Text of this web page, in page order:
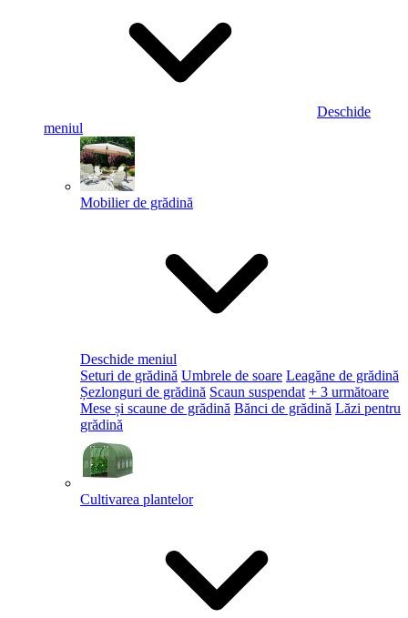
Deschide
meniul
Mobilier de grădină
Deschide meniul
Seturi de grădină Umbrele de soare Leagăne de grădină
Șezlonguri de grădină Scaun suspendat + 3 următoare
Mese și scaune de grădină Bănci de grădină Lăzi pentru
grădină
Cultivarea plantelor